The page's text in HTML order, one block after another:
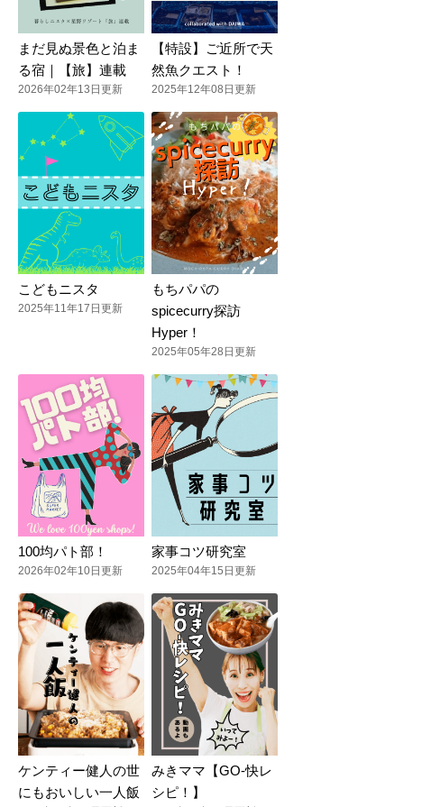
まだ見ぬ景色と泊ま
る宿｜【旅】連載
2026年02年13日更新
【特設】ご近所で天
然魚クエスト！
2025年12年08日更新
こどもニスタ
2025年11年17日更新
もちパパの
spicecurry探訪
Hyper！
2025年05年28日更新
100均パト部！
2026年02年10日更新
家事コツ研究室
2025年04年15日更新
ケンティー健人の世
にもおいしい一人飯
みきママ【GO-快レ
シピ！】